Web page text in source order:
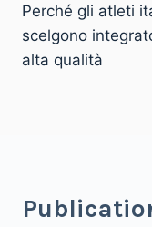
Perché gli atleti
scelgono
alta qualità